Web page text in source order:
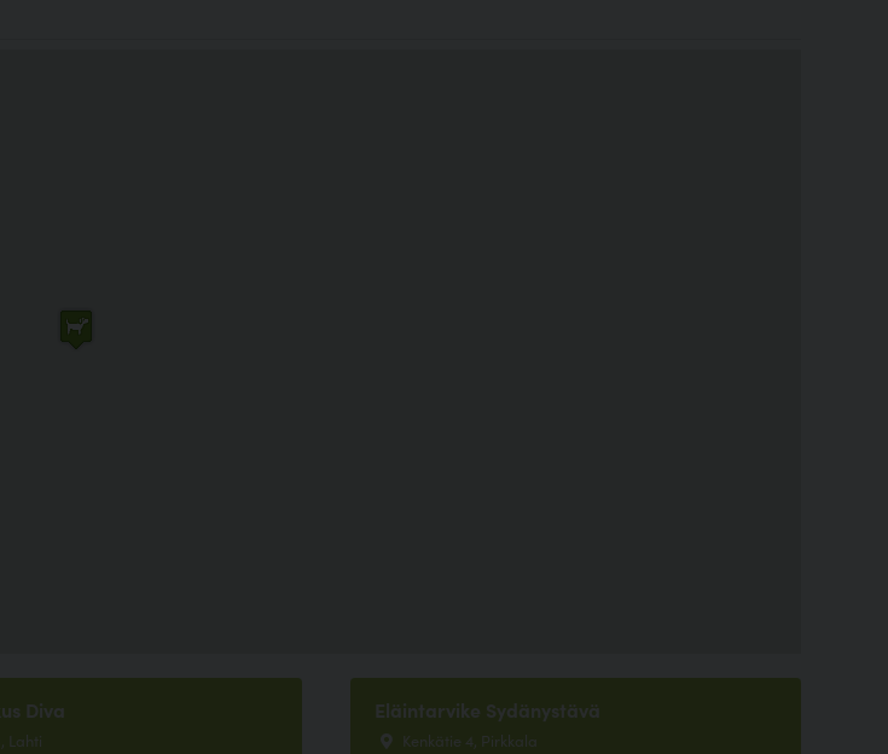
Diva
Lahti
Eläintarvike Sydänystävä
Kenkätie 4, Pirkkala